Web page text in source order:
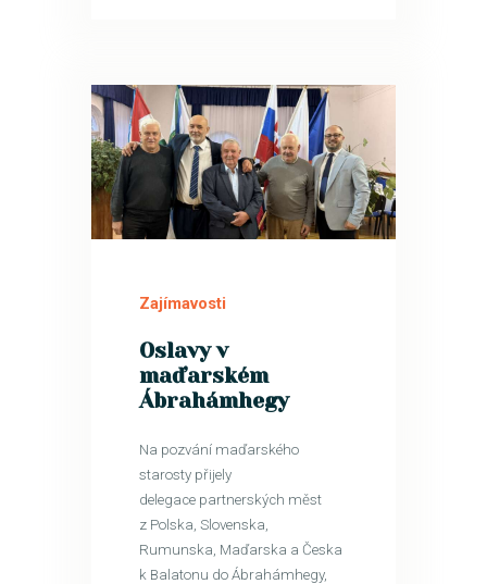
20
Zajímavosti
Oslavy v
maďarském
Ábrahámhegy
Na pozvání maďarského
starosty přijely
delegace partnerských měst
z Polska, Slovenska,
Rumunska, Maďarska a Česka
k Balatonu do Ábrahámhegy,